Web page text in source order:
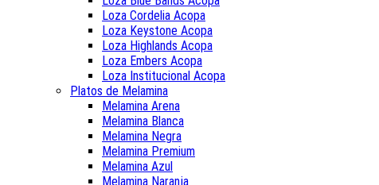
Loza Cordelia Acopa
Loza Keystone Acopa
Loza Highlands Acopa
Loza Embers Acopa
Loza Institucional Acopa
Platos de Melamina
Melamina Arena
Melamina Blanca
Melamina Negra
Melamina Premium
Melamina Azul
Melamina Naranja